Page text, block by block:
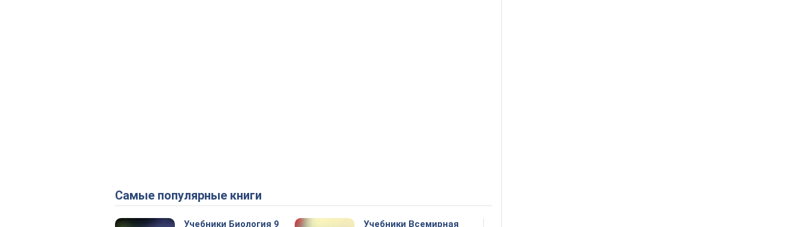
Самые популярные книги
Учебники Биология 9
Учебники Всемирная